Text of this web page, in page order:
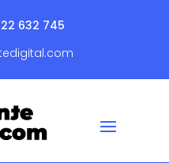
632 745